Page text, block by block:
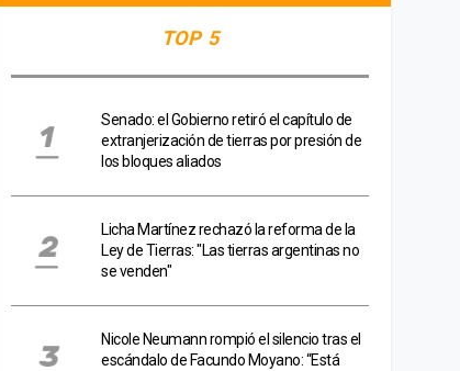
TOP 5
Senado: el Gobierno retiró el capítulo de
extranjerización de tierras por presión de
los bloques aliados
Licha Martínez rechazó la reforma de la
Ley de Tierras: "Las tierras argentinas no
se venden"
Nicole Neumann rompió el silencio tras el
escándalo de Facundo Moyano: “Está